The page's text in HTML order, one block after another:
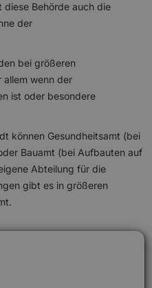
diese Behörde auch die
der
bei größeren
wenn der
ist oder besondere
können Gesundheitsamt (bei
Bauamt (bei Aufbauten auf
Abteilung für die
gibt es in größeren